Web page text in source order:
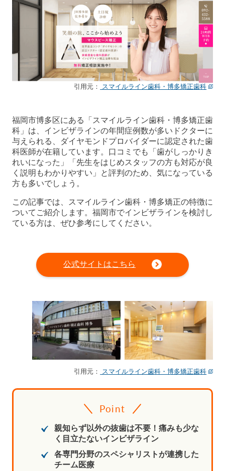
引用元： スマイルライン歯科・博多矯正歯科
福岡市博多区にある「スマイルライン歯科・博多矯正歯
科」は、インビザラインの年間症例数が多いドクターに
与えられる、ダイヤモンドプロバイダーに認定された歯
科医師が在籍しています。口コミでも「歯がしっかりき
れいになった」「先生をはじめスタッフの方も対応が良
く説明もわかりやすい」と評判のため、気になっている
方も多いでしょう。
この記事では、スマイルライン歯科・博多矯正の特徴に
ついてご紹介します。福岡市でインビザラインを検討し
ている方は、ぜひ参考にしてください。
公式サイトはこちら
引用元： スマイルライン歯科・博多矯正歯科
Point
親知らず以外の抜歯は不要！痛みも少な
く目立たないインビザライン
各専門分野のスペシャリストが連携した
チーム医療